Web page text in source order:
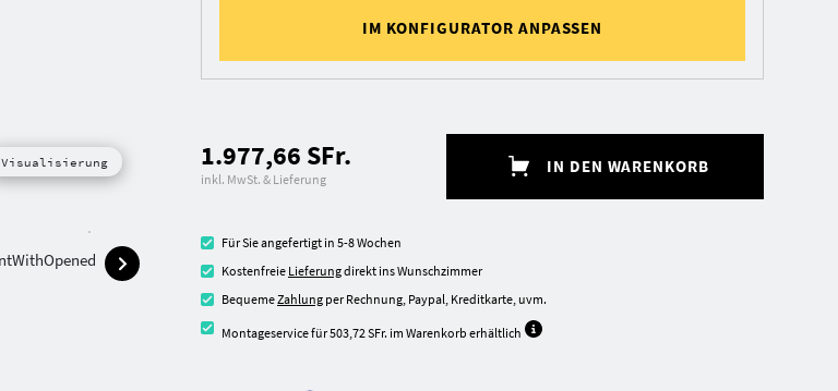
Visualisierung
IM KONFIGURATOR ANPASSEN
1.977,66 SFr.
inkl. MwSt. & Lieferung
IN DEN WARENKORB
Für Sie angefertigt in 5-8 Wochen
Kostenfreie Lieferungdirekt ins Wunschzimmer
BequemeZahlung per Rechnung, Paypal, Kreditkarte, uvm.
Montageservice für 503,72 SFr. im Warenkorb erhältlich